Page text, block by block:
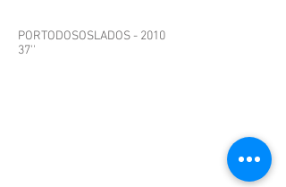
PORTODOSOSLADOS - 2010
37''